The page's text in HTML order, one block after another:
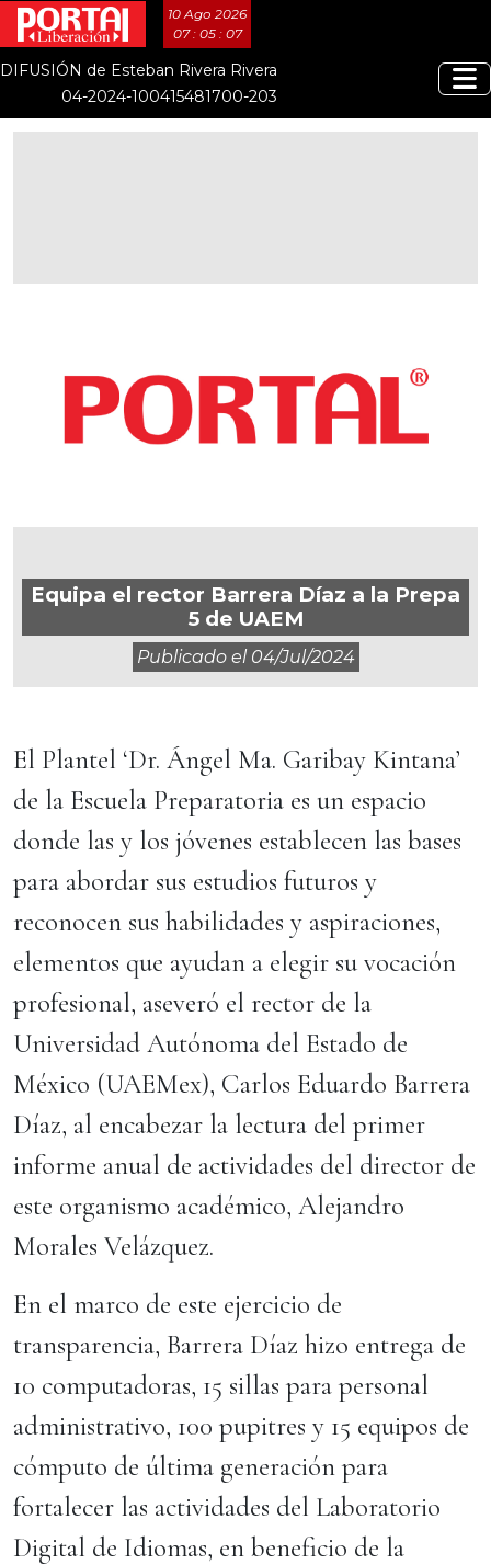
10 Ago 2026
07 : 05 : 08
DIFUSIÓN de Esteban Rivera Rivera
04-2024-100415481700-203
Equipa el rector Barrera Díaz a la Prepa
5 de UAEM
Publicado el 04/jul/2024
El Plantel ‘Dr. Ángel Ma. Garibay Kintana’
de la Escuela Preparatoria es un espacio
donde las y los jóvenes establecen las bases
para abordar sus estudios futuros y
reconocen sus habilidades y aspiraciones,
elementos que ayudan a elegir su vocación
profesional, aseveró el rector de la
Universidad Autónoma del Estado de
México (UAEMex), Carlos Eduardo Barrera
Díaz, al encabezar la lectura del primer
informe anual de actividades del director de
este organismo académico, Alejandro
Morales Velázquez.
En el marco de este ejercicio de
transparencia, Barrera Díaz hizo entrega de
10 computadoras, 15 sillas para personal
administrativo, 100 pupitres y 15 equipos de
cómputo de última generación para
fortalecer las actividades del Laboratorio
Digital de Idiomas, en beneficio de la